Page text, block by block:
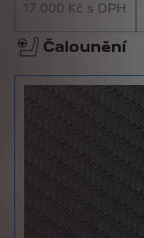
17 000 Kč s DPH
Čalounění